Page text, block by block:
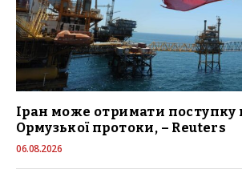
Іран може отримати поступку
Ормузької протоки, – Reuters
06.08.2026